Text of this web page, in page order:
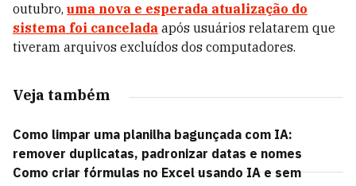
outubro, uma nova e esperada atualização do
sistema foi cancelada após usuários relatarem que
tiveram arquivos excluídos dos computadores.
Veja também
Como limpar uma planilha bagunçada com IA:
remover duplicatas, padronizar datas e nomes
Como criar fórmulas no Excel usando IA e sem